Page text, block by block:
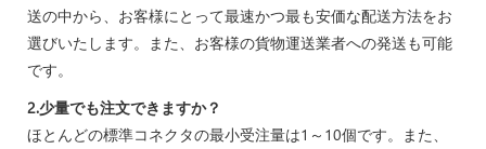
送の中から、お客様にとって最速かつ最も安価な配送方法をお
選びいたします。また、お客様の貨物運送業者への発送も可能
です。
2.少量でも注文できますか？
ほとんどの標準コネクタの最小受注量は1～10個です。また、